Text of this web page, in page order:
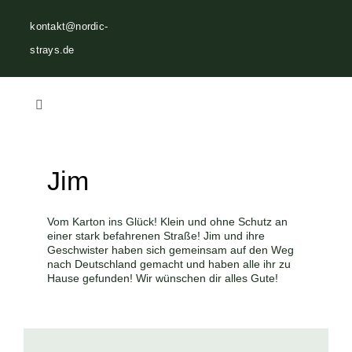
Inhalt
springen
kontakt@nordic-
strays.de
Vermittlungen
Jim
Vom Karton ins Glück! Klein und ohne Schutz an
einer stark befahrenen Straße! Jim und ihre
Geschwister haben sich gemeinsam auf den Weg
nach Deutschland gemacht und haben alle ihr zu
Hause gefunden! Wir wünschen dir alles Gute!